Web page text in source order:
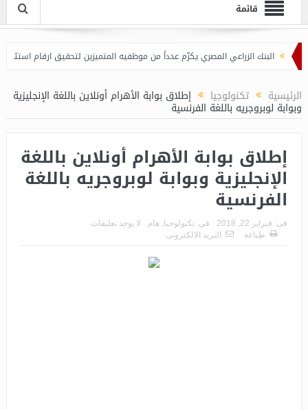
قائمة
البنك الزراعي المصري يكرّم عدداً من موظفيه المتميزين لتحقيق ارقام استثنائية في
الرئيسية تكنولوجيا إطلاق بوابة الأهرام أونلاين باللغة الإنجليزية
وبوابة لوبروجريه باللغة الفرنسية
إطلاق بوابة الأهرام أونلاين باللغة
الإنجليزية وبوابة لوبروجريه باللغة
الفرنسية
فى: فبراير 22, 2018 فى: تكنولوجيا, هام
لا يوجد تعليقات
طباعة
البريد الالكترونى